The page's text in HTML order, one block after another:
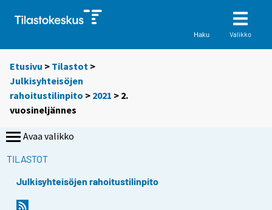
Haku Valikko
Etusivu > Tilastot >
Julkisyhteisöjen
rahoitustilinpito > 2021 > 2.
vuosineljännes
Avaa valikko
TILASTOT
Julkisyhteisöjen rahoitustilinpito